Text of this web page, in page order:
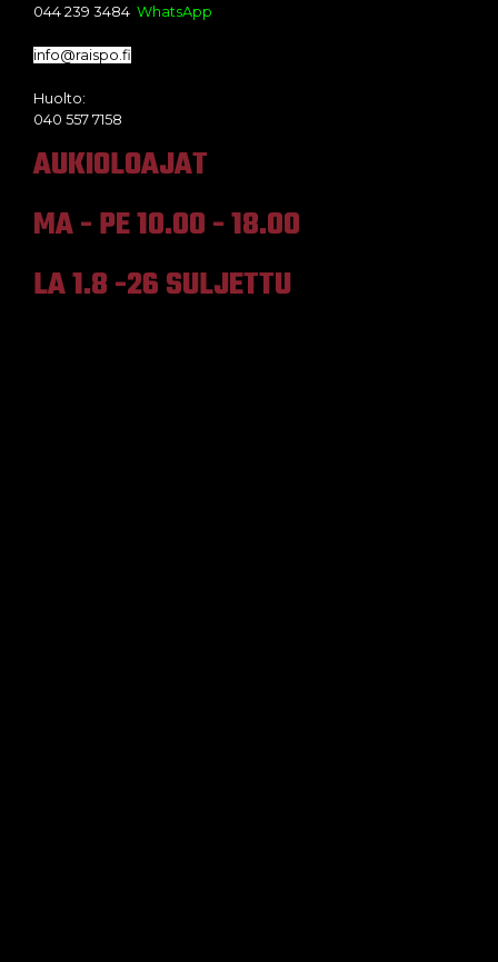
044 239 3484 WhatsApp
info@raispo.fi
Huolto:
040 557 7158
AUKIOLOAJAT
MA - PE 10.00 - 18.00
LA 1.8 -26 SULJETTU